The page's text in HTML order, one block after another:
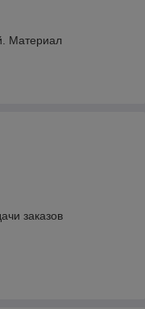
Материал
заказов